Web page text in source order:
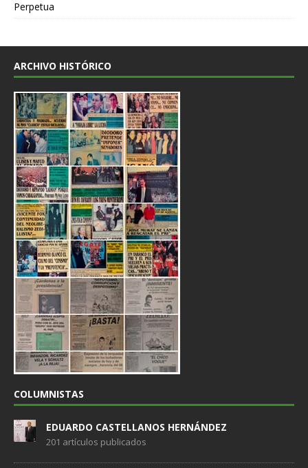
Perpetua
ARCHIVO HISTÓRICO
COLUMNISTAS
EDUARDO CASTELLANOS HERNÁNDEZ
201 artículos publicados